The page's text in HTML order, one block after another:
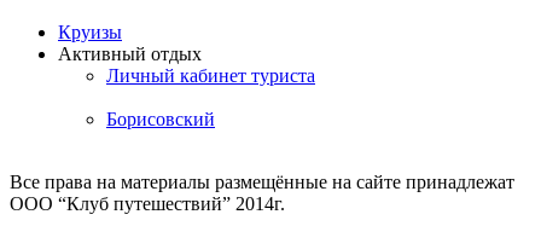
Круизы
Активный отдых
Личный кабинет туриста
Борисовский
Все права на материалы размещённые на сайте принадлежат
ООО “Клуб путешествий” 2014г.